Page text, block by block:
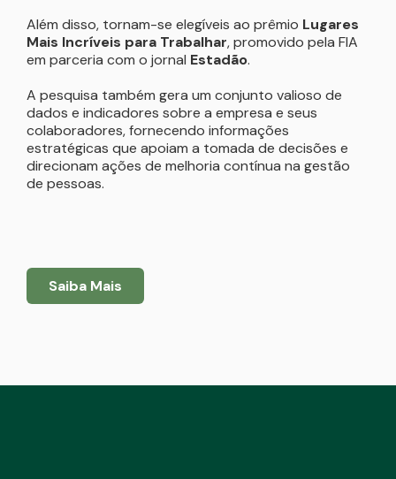
Além disso, tornam-se elegíveis ao prêmio Lugares
Mais Incríveis para Trabalhar, promovido pela FIA
em parceria com o jornal Estadão.
A pesquisa também gera um conjunto valioso de
dados e indicadores sobre a empresa e seus
colaboradores, fornecendo informações
estratégicas que apoiam a tomada de decisões e
direcionam ações de melhoria contínua na gestão
de pessoas.
Saiba Mais